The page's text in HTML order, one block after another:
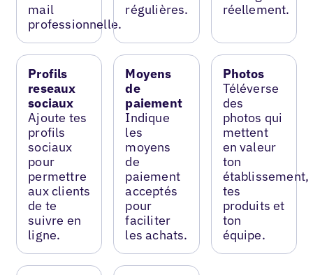
mail
professionnelle.
régulières.
réellement.
Profils
reseaux
sociaux
Ajoute tes
profils
sociaux
pour
permettre
aux clients
de te
suivre en
ligne.
Moyens
de
paiement
Indique
les
moyens
de
paiement
acceptés
pour
faciliter
les achats.
Photos
Téléverse
des
photos qui
mettent
en valeur
ton
établissement,
tes
produits et
ton
équipe.